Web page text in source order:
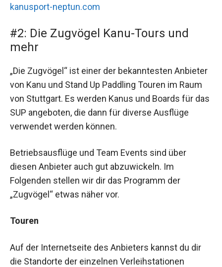
kanusport-neptun.com
#2: Die Zugvögel Kanu-Tours und
mehr
„Die Zugvögel“ ist einer der bekanntesten Anbieter
von Kanu und Stand Up Paddling Touren im Raum
von Stuttgart. Es werden Kanus und Boards für das
SUP angeboten, die dann für diverse Ausflüge
verwendet werden können.
Betriebsausflüge und Team Events sind über
diesen Anbieter auch gut abzuwickeln. Im
Folgenden stellen wir dir das Programm der
„Zugvögel“ etwas näher vor.
Touren
Auf der Internetseite des Anbieters kannst du dir
die Standorte der einzelnen Verleihstationen